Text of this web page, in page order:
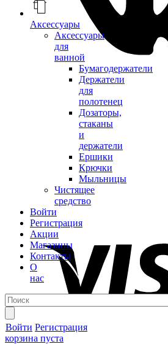
Аксессуары
Аксессуары
для
ванной
Бумагодержатели
Держатели
для
полотенец
Дозаторы,
стаканы
и
держатели
Ершики
Крючки
Мыльницы
Чистящее
средство
Войти
Регистрация
Акции
Магазины
Контакты
О
нас
Войти Регистрация
корзина пуста